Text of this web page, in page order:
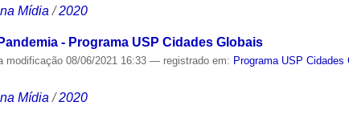
Mídia /2020
- Programa USP Cidades Globais
modificação 08/06/2021 16:33— registrado em: Programa USP Cidades
Mídia /2020